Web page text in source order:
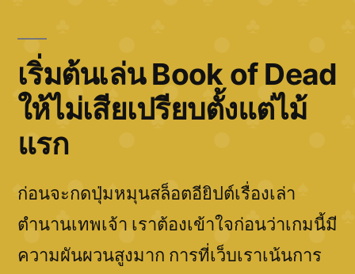
เริ่มต้นเล่น Book of Dead
ให้ไม่เสียเปรียบตั้งแต่ไม้
แรก
ก่อนจะกดปุ่มหมุนสล็อตอียิปต์เรื่องเล่า
ตำนานเทพเจ้า เราต้องเข้าใจก่อนว่าเกมนี้มี
ความผันผวนสูงมาก การที่เว็บเราเน้นการ